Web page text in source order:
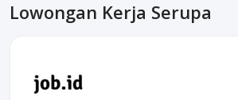
Lowongan Kerja Serupa